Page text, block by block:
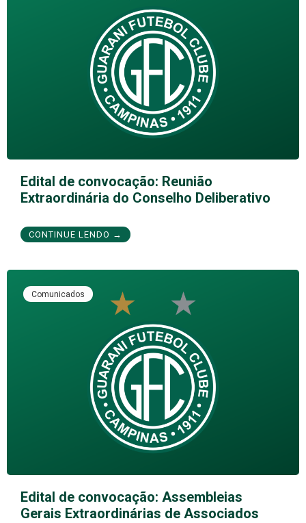
Edital de convocação: Reunião
Extraordinária do Conselho Deliberativo
CONTINUE LENDO →
Comunicados
Edital de convocação: Assembleias
Gerais Extraordinárias de Associados